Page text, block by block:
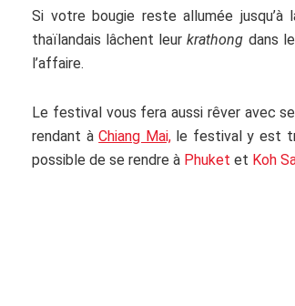
Si votre bougie reste allumée
thaïlandais lâchent leurkrathong dans
l’affaire.
Le festival vous fera aussi rêver avec
rendant àChiang Mai,le festival y est
possible de se rendre à Phuket et Koh